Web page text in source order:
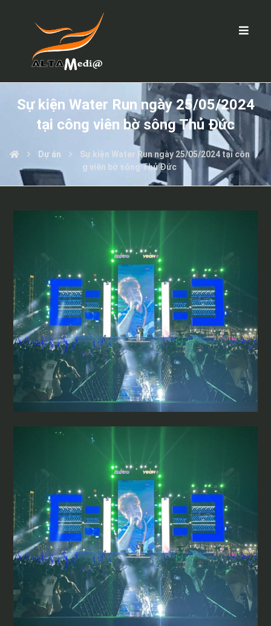
Sự kiện Water Run ngày 25/05/2024
tại công viên bờ sông Thủ Đức
Dự án
Sự kiện Water Run ngày 25/05/2024 tại côn
g viên bờ sông Thủ Đức